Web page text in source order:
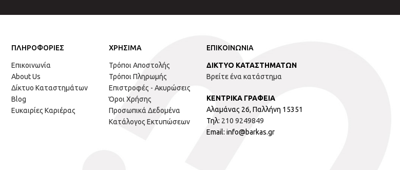
ΠΛΗΡΟΦΟΡΙΕΣ
Επικοινωνία
About Us
Δίκτυο Καταστημάτων
Blog
Ευκαιρίες Καριέρας
ΧΡΗΣΙΜΑ
Τρόποι Αποστολής
Τρόποι Πληρωμής
Επιστροφές - Ακυρώσεις
Όροι Χρήσης
Προσωπικά Δεδομένα
Κατάλογος Εκτυπώσεων
ΕΠΙΚΟΙΝΩΝΙΑ
ΔΙΚΤΥΟ ΚΑΤΑΣΤΗΜΑΤΩΝ
Βρείτε ένα κατάστημα
ΚΕΝΤΡΙΚΑ ΓΡΑΦΕΙΑ
Αλαμάνας 26, Παλλήνη 15351
Τηλ: 210 9249849
Email: info@barkas.gr